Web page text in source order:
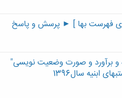
فهرست بها ] ► پرسش و پاسخ
و برآورد و صورت وضعیت نویسی"
ابنیه سال1396